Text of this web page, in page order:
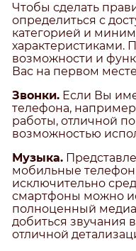
Чтобы сделать
определиться с
категорией и
характеристиками.
возможности и
Вас на первом
Звонки. Если Вы
телефона,
работы, отличной
возможностью
Музыка.
мобильные
исключительно
смартфоны можно
полноценный
добиться звучания
отличной